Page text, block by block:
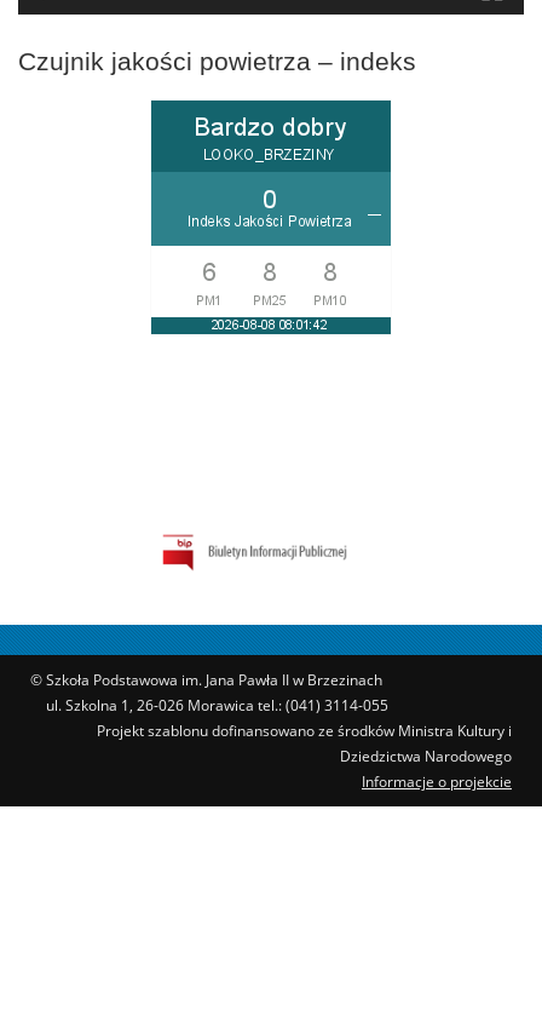
Czujnik jakości powietrza – indeks
© Szkoła Podstawowa im. Jana Pawła II w Brzezinach
ul. Szkolna 1, 26-026 Morawica tel.: (041) 3114-055
Projekt szablonu dofinansowano ze środków Ministra Kultury i
Dziedzictwa Narodowego
Informacje o projekcie